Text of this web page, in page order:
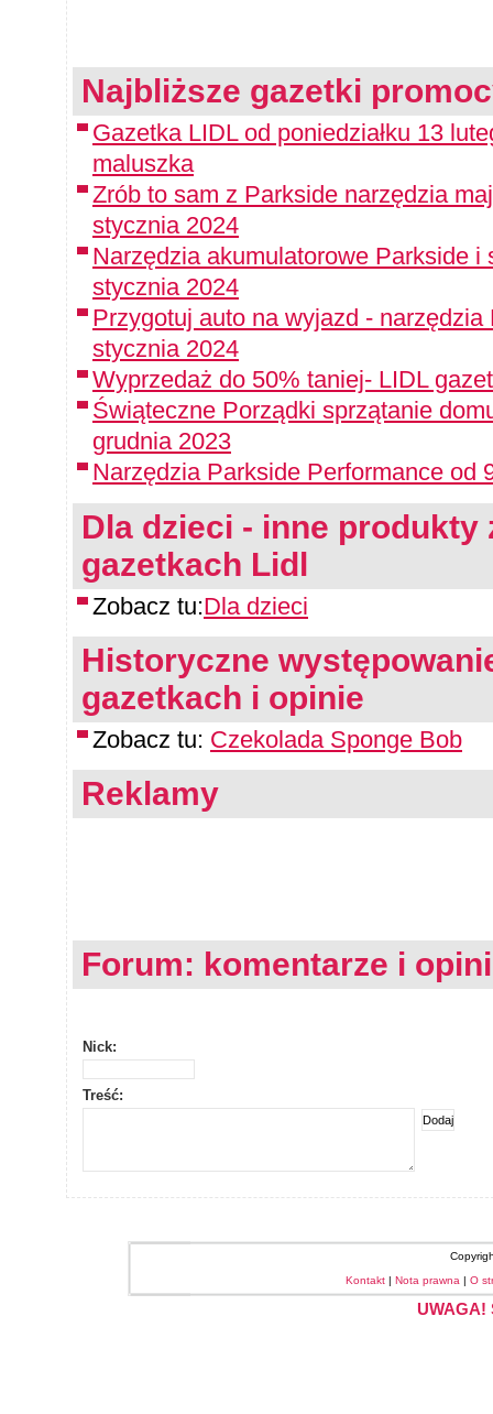
Najbliższe gazetki
Gazetka LIDL od poniedziałku 13
maluszka
Zrób to sam z Parkside narzędzia
stycznia 2024
Narzędzia akumulatorowe Parkside i
stycznia 2024
Przygotuj auto na wyjazd -
stycznia 2024
Wyprzedaż do 50% taniej- LIDL
Świąteczne Porządki sprzątanie
grudnia 2023
Narzędzia Parkside Performance od
Dla dzieci - inne produkty
gazetkach Lidl
Zobacz tu:Dla dzieci
Historyczne
gazetkach i opinie
Zobacz tu: Czekolada Sponge Bob
Reklamy
Forum: komentarze i
Nick:
Treść:
Kontakt | Nota prawna | O
UWAGA!